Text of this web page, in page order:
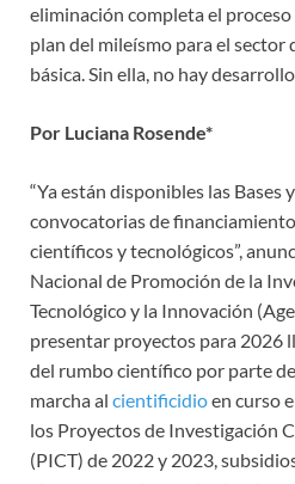
eliminación completa el
plan del mileísmo para el sector
básica. Sin ella, no hay
Por Luciana Rosende*
“Ya están disponibles las Bases
convocatorias de
científicos y tecnológicos”,
Nacional de Promoción de la
Tecnológico y la Innovación
presentar proyectos para 2026
del rumbo científico por parte
marcha al cientificidioen curso
los Proyectos de Investigación
(PICT) de 2022 y 2023,